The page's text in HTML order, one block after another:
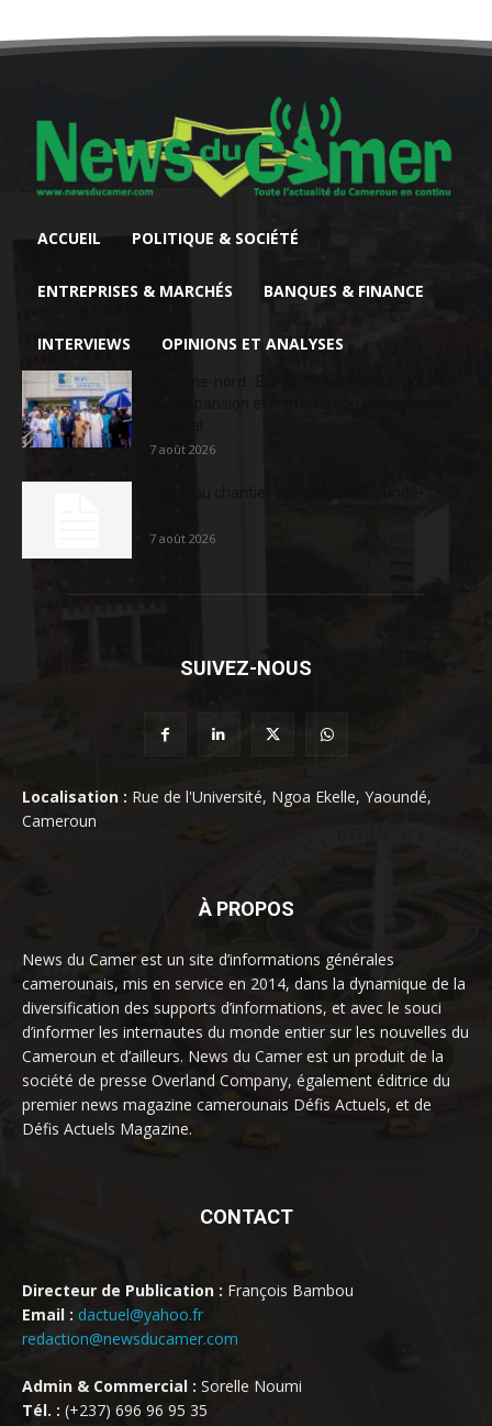
ACCUEIL POLITIQUE & SOCIÉTÉ
ENTREPRISES & MARCHÉS BANQUES & FINANCE
INTERVIEWS OPINIONS ET ANALYSES
7 août 2026
7 août 2026
SUIVEZ-NOUS
Localisation : Rue de l'Université, Ngoa Ekelle, Yaoundé,
Cameroun
À PROPOS
News du Camer est un site d’informations générales
camerounais, mis en service en 2014, dans la dynamique de la
diversification des supports d’informations, et avec le souci
d’informer les internautes du monde entier sur les nouvelles du
Cameroun et d’ailleurs. News du Camer est un produit de la
société de presse Overland Company, également éditrice du
premier news magazine camerounais Défis Actuels, et de
Défis Actuels Magazine.
CONTACT
Directeur de Publication : François Bambou
Email : dactuel@yahoo.fr
redaction@newsducamer.com
Admin & Commercial : Sorelle Noumi
Tél. : (+237) 696 96 95 35